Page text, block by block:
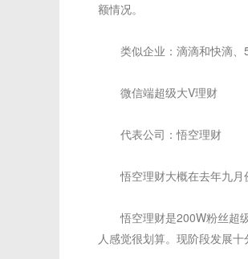
额情况。
类似企业：滴滴和快滴、58
微信端超级大V理财
代表公司：悟空理财
悟空理财大概在去年九月
悟空理财是200W粉丝超级
人感觉很划算。现阶段发展十